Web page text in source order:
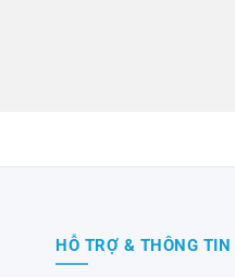
HỖ TRỢ & THÔNG TIN